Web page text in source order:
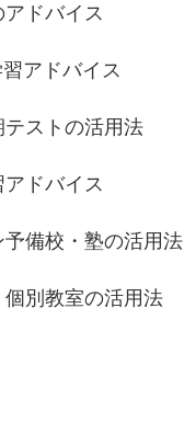
ドバイス
アドバイス
ストの活用法
ドバイス
予備校・塾の活用法
別教室の活用法